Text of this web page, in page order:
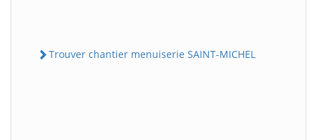
Trouver chantier menuiserie SAINT-MICHEL